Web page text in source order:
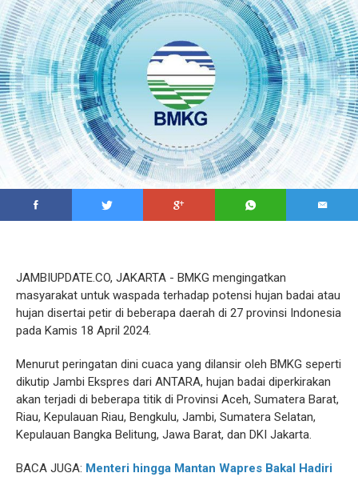
JAMBIUPDATE.CO, JAKARTA - BMKG mengingatkan
masyarakat untuk waspada terhadap potensi hujan badai atau
hujan disertai petir di beberapa daerah di 27 provinsi Indonesia
pada Kamis 18 April 2024.
Menurut peringatan dini cuaca yang dilansir oleh BMKG seperti
dikutip Jambi Ekspres dari ANTARA, hujan badai diperkirakan
akan terjadi di beberapa titik di Provinsi Aceh, Sumatera Barat,
Riau, Kepulauan Riau, Bengkulu, Jambi, Sumatera Selatan,
Kepulauan Bangka Belitung, Jawa Barat, dan DKI Jakarta.
BACA JUGA: Menteri hingga Mantan Wapres Bakal Hadiri